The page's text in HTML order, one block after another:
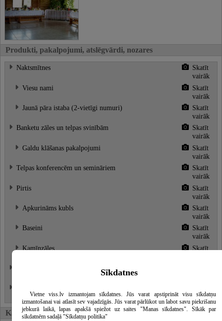
Produkti, pakalpojumi, atslēgvārdi, nozares
Naktsmītnes
Skatīt
vairāk
Viesu nami
Skatīt
vairāk
Jaunā pāra istaba (2-vietīgi numuri)
Skatīt
vairāk
Banketu zāles un telpas svinībām
Skatīt
vairāk
Galdu klāšanas pakalpojumi
Skatīt
vairāk
Telpas konferencēm un semināriem
Skatīt
vairāk
Pirtis
Skatīt
vairāk
Apkurināms kubls
Skatīt
vairāk
Baseini
Skatīt
vairāk
Kamīnzāles
Skatīt
Nojume svinībām un pasēdēšanai
vairāk
Karte
Sīkdatnes
Vietne viss.lv izmantojam sīkdatnes. Jūs varat apstiprināt visu sīkdatņu
izmantošanai vai atlasīt sev vajadzīgās. Jūs varat pārlūkot un labot savu piekrišanu
jebkurā laikā, lapas apakšā spiežot uz saites "Manas sīkdatnes". Sīkāk par
sīkdatnēm sadaļā "Sīkdatņu politika"